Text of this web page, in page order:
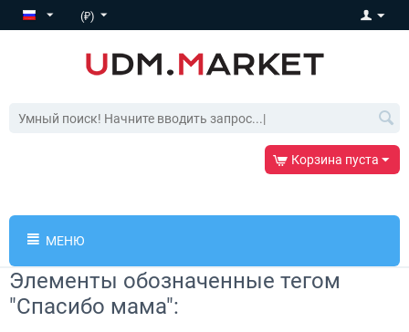
(₽)
Корзина пуста
МЕНЮ
Элементы обозначенные тегом
"Спасибо мама":